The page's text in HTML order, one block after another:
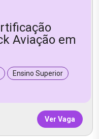
Aviação em
Ensino Superior
Ver Vaga